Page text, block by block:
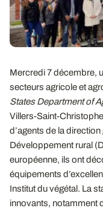
Mercredi 7 décembre,
secteurs agricole et
States Department of
Villers-Saint-
d’agents de la direction
Développement rural
européenne, ils ont
équipements
Institut du végétal. La
innovants, notamment